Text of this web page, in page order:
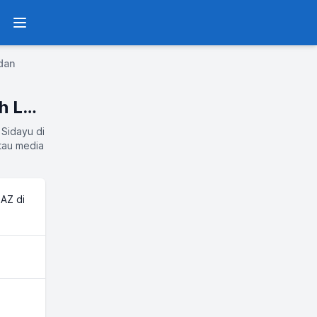
Menu
Pemkab Gresik, BAZNAS Gresik, dan Seluruh LAZ di Gresik
di
media
di